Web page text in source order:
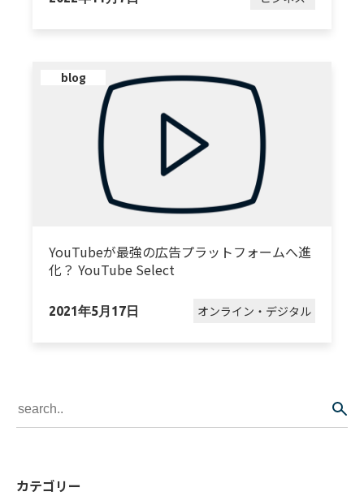
blog
YouTubeが最強の広告プラットフォームへ進
化？ YouTube Select
2021年5月17日 オンライン・デジタル
カテゴリー